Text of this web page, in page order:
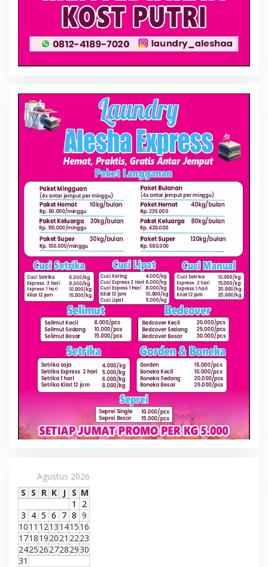
Agustus 2026
S S R K J S M
1
2
3 4 5 6 7 8 9
1011 1213141516
1718192021 2223
24252627282930
31